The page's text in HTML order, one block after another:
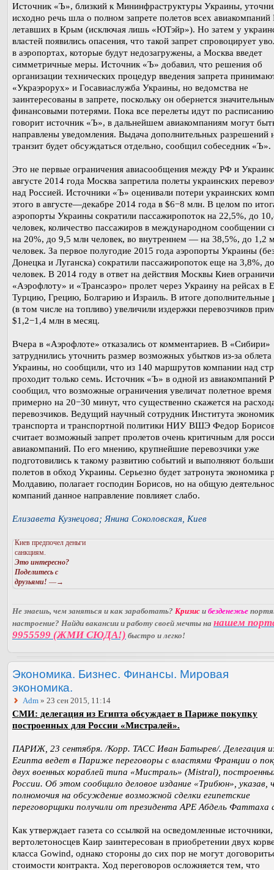
Источник «Ъ», близкий к Мининфраструктуры Украины,
исходно речь шла о полном запрете полетов всех
летавших в Крым (исключая лишь «ЮТэйр»). Но затем у
властей появились опасения, что такой запрет спровоцирует
в аэропортах, которые будут недозагружены, а Москва введет
симметричные меры. Источник «Ъ» добавил, что решения об
организации технических процедур введения запрета
«Украэрорух» и Госавиаслужба Украины, но ведомства не
заинтересованы в запрете, поскольку он обернется
финансовыми потерями. Пока все перелеты идут по
говорит источник «Ъ», в дальнейшем авиакомпаниям могут
направлены уведомления. Выдача дополнительных разрешений
транзит будет обсуждаться отдельно, сообщил собеседник «Ъ».
Это не первые ограничения авиасообщения между РФ и
августе 2014 года Москва запретила полеты украинских
над Россией. Источники «Ъ» оценивали потери украинских
этого в августе—декабре 2014 года в $6−8 млн. В целом по
аэропорты Украины сократили пассажиропоток на 22,5%, до
человек, количество пассажиров в международном сообщении
на 20%, до 9,5 млн человек, во внутреннем — на 38,5%, до 1,2
человек. За первое полугодие 2015 года аэропорты Украины
Донецка и Луганска) сократили пассажиропоток еще на 3,8%,
человек. В 2014 году в ответ на действия Москвы Киев
«Аэрофлоту» и «Трансаэро» пролет через Украину на рейсах в
Турцию, Грецию, Болгарию и Израиль. В итоге дополнительные
(в том числе на топливо) увеличили издержки перевозчиков
$1,2−1,4 млн в месяц.
Вчера в «Аэрофлоте» отказались от комментариев. В «Сибири»
затруднились уточнить размер возможных убытков из-за облета
Украины, но сообщили, что из 140 маршрутов компании над
проходит только семь. Источник «Ъ» в одной из авиакомпаний
сообщил, что возможные ограничения увеличат полетное время
примерно на 20−30 минут, что существенно скажется на
перевозчиков. Ведущий научный сотрудник Института
транспорта и транспортной политики НИУ ВШЭ Федор
считает возможный запрет пролетов очень критичным для
авиакомпаний. По его мнению, крупнейшие перевозчики уже
подготовились к такому развитию событий и выполняют
полетов в обход Украины. Серьезно будет затронута экономика
Молдавию, полагает господин Борисов, но на общую
компаний данное направление повлияет слабо.
Елизавета Кузнецова; Янина Соколовская, Киев
Киев предпочел деньги
санкциям.
Это интересно?
Поделитесь с
друзьями! —→
Не знаешь, чем заняться и как заработать? Кризис и безденежье
настроение? Найди вакансии и работу своей мечты на нашем
9955599 (ЖМИ СЮДА!) быстро и легко!
Экономика. Бизнес. Финансы. Мировая
экономика.
Adm » 23 сен 2015, 11:14
СМИ: делегация из Египта обсуждает в Париже покупку
построенных для России «Мистралей».
ПАРИЖ, 23 сентября. /Корр. ТАСС Иван Батырев/. Делегация
Египта ведет в Париже переговоры с властями Франции о
двух военных кораблей типа «Мистраль» (Mistral),
России. Об этом сообщило деловое издание «Трибюн», указав,
полномочия на обсуждение возможной сделки египетские
переговорщики получили от президента АРЕ Абдель Фаттаха
Как утверждает газета со ссылкой на осведомленные
вертолетоносцев Каир заинтересован в приобретении двух
класса Gowind, однако стороны до сих пор не могут
стоимости контракта. Ход переговоров осложняется тем, что